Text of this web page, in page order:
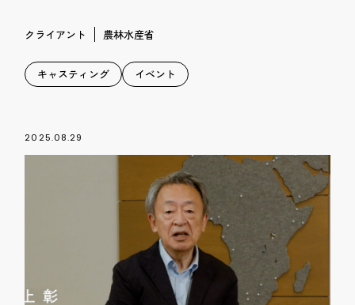
クライアント 農林水産省
キャスティング イベント
2025.08.29